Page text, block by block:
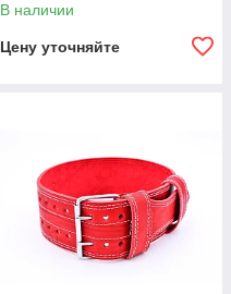
В наличии
Цену уточняйте